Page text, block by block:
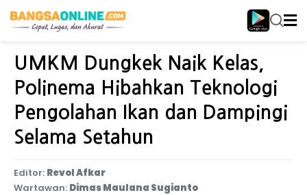
Home Jawa Timur
UMKM Dungkek Naik Kelas,
Polinema Hibahkan Teknologi
Pengolahan Ikan dan Dampingi
Selama Setahun
Editor: Revol Afkar
Wartawan: Dimas Maulana Sugianto